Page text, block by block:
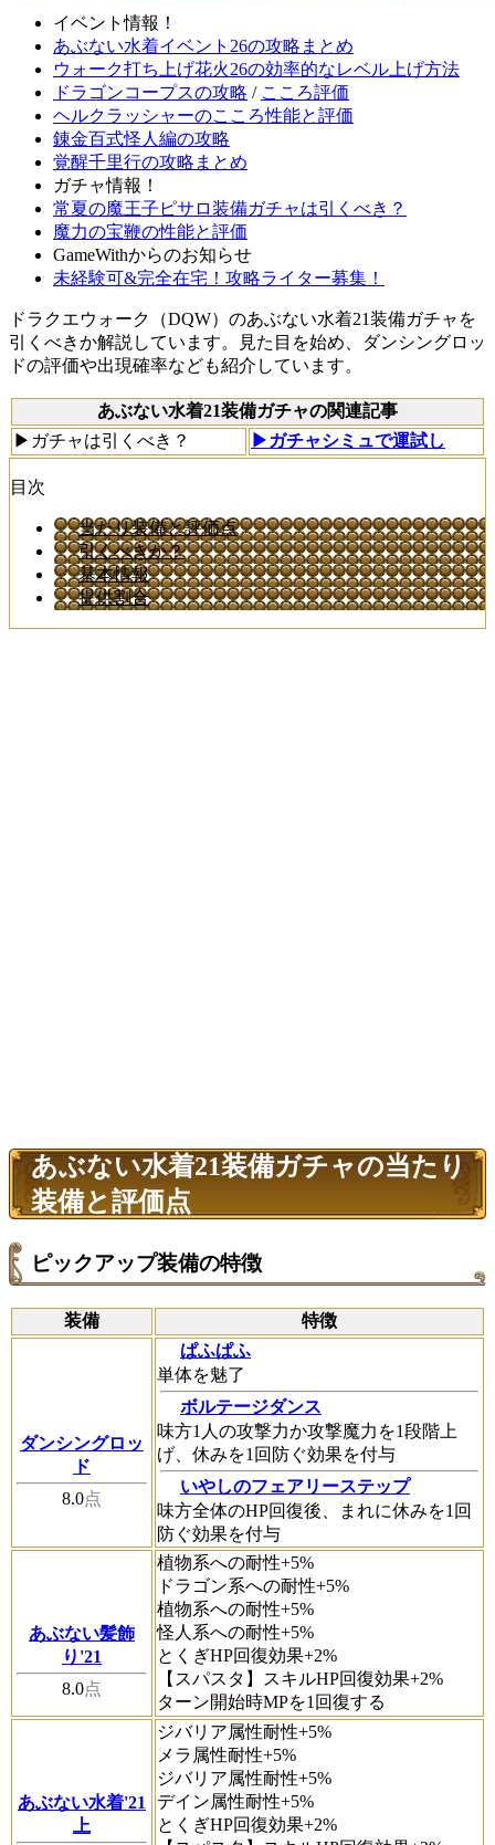
イベント情報！
あぶない水着イベント26の攻略まとめ
ウォーク打ち上げ花火26の効率的なレベル上げ方法
ドラゴンコープスの攻略 / こころ評価
ヘルクラッシャーのこころ性能と評価
錬金百式怪人編の攻略
覚醒千里行の攻略まとめ
ガチャ情報！
常夏の魔王子ピサロ装備ガチャは引くべき？
魔力の宝鞭の性能と評価
GameWithからのお知らせ
未経験可&完全在宅！攻略ライター募集！
ドラクエウォーク（DQW）のあぶない水着21装備ガチャを
引くべきか解説しています。見た目を始め、ダンシングロッ
ドの評価や出現確率なども紹介しています。
あぶない水着21装備ガチャの関連記事
▶ガチャは引くべき？
▶ガチャシミュで運試し
目次
当たり装備と評価点
引くべきか？
基本情報
提供割合
あぶない水着21装備ガチャの当たり
装備と評価点
ピックアップ装備の特徴
装備 特徴
ダンシングロッ
ド
8.0点
ぱふぱふ
単体を魅了
ボルテージダンス
味方1人の攻撃力か攻撃魔力を1段階上
げ、休みを1回防ぐ効果を付与
いやしのフェアリーステップ
味方全体のHP回復後、まれに休みを1回
防ぐ効果を付与
あぶない髪飾
り'21
8.0点
植物系への耐性+5%
ドラゴン系への耐性+5%
植物系への耐性+5%
怪人系への耐性+5%
とくぎHP回復効果+2%
【スパスタ】スキルHP回復効果+2%
ターン開始時MPを1回復する
あぶない水着'21
上
ジバリア属性耐性+5%
メラ属性耐性+5%
ジバリア属性耐性+5%
デイン属性耐性+5%
とくぎHP回復効果+2%